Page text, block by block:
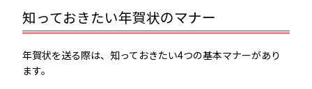
知っておきたい年賀状のマナー
年賀状を送る際は、知っておきたい4つの基本マナーがあり
ます。